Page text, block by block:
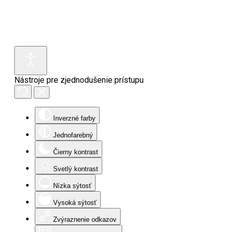
Nástroje pre zjednodušenie prístupu
Inverzné farby
Jednofarebný
Čierny kontrast
Svetlý kontrast
Nízka sýtosť
Vysoká sýtosť
Zvýraznenie odkazov